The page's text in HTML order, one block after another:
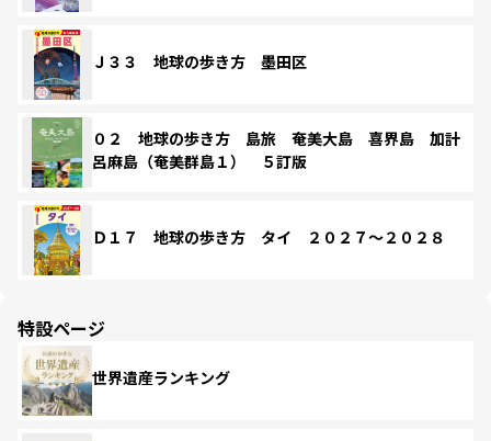
Ｊ３３ 地球の歩き方 墨田区
０２ 地球の歩き方 島旅 奄美大島 喜界島 加計
呂麻島（奄美群島１） ５訂版
Ｄ１７ 地球の歩き方 タイ ２０２７～２０２８
特設ページ
世界遺産ランキング